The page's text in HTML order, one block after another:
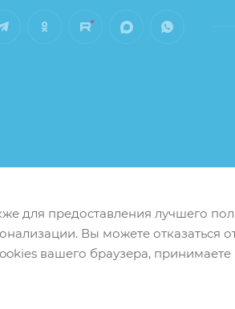
для предоставления лучшего
Вы можете отказаться
вашего браузера, принимаете